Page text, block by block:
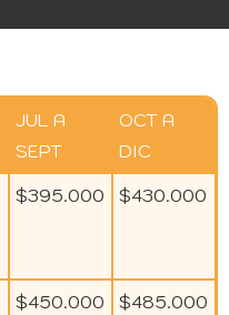
JUL A
SEPT
OCT A
DIC
$395.000 $430.000
$450.000 $485.000